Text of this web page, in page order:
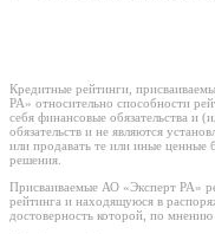
Кредитные рейтинги,
РА» относительно способности
себя финансовые обязательства и
обязательств и не являются
или продавать те или иные ценные
решения.
Присваиваемые АО «Эксперт РА»
рейтинга и находящуюся в
достоверность которой, по